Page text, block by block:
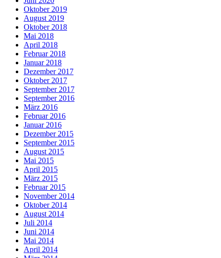
Oktober 2019
August 2019
Oktober 2018
Mai 2018
April 2018
Februar 2018
Januar 2018
Dezember 2017
Oktober 2017
September 2017
September 2016
März 2016
Februar 2016
Januar 2016
Dezember 2015
September 2015
August 2015
Mai 2015
April 2015
März 2015
Februar 2015
November 2014
Oktober 2014
August 2014
Juli 2014
Juni 2014
Mai 2014
April 2014